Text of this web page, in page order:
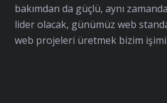
bakımdan da güçlü, aynı
lider olacak, günümüz web
web projeleri üretmek bizim